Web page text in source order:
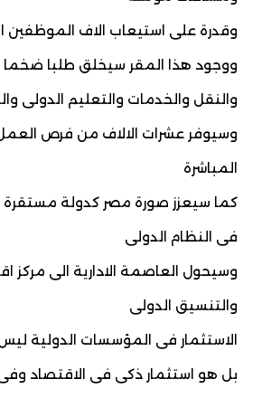
وقدرة على استيعاب الاف الموظفين
ووجود هذا المقر سيخلق طلبا
والنقل والخدمات والتعليم الدولى
وسيوفر عشرات الالاف من فرص العمل
المباشرة
كما سيعزز صورة مصر كدولة
فى النظام الدولى
وسيحول العاصمة الادارية الى مركز
والتنسيق الدولى
الاستثمار فى المؤسسات الدولية ليس
بل هو استثمار ذكى فى الاقتصاد